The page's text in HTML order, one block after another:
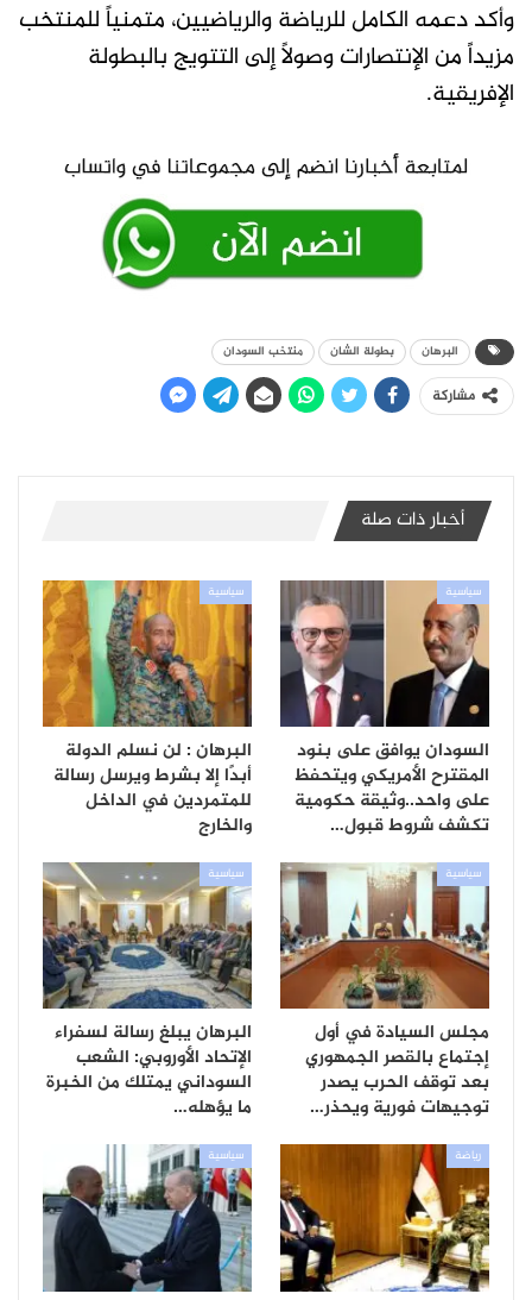
وأكد دعمه الكامل للرياضة والرياضيين، متمنياً للمنتخب
مزيداً من الإنتصارات وصولاً إلى التتويج بالبطولة
الإفريقية.
البرهان بطولة الشان منتخب السودان
مشاركة
أخبار ذات صلة
سياسية
السودان يوافق على بنود
المقترح الأمريكي ويتحفظ
على واحد..وثيقة حكومية
تكشف شروط قبول…
سياسية
البرهان : لن نسلم الدولة
أبدًا إلا بشرط ويرسل رسالة
للمتمردين في الداخل
والخارج
سياسية
مجلس السيادة في أول
إجتماع بالقصر الجمهوري
بعد توقف الحرب يصدر
توجيهات فورية ويحذر…
سياسية
البرهان يبلغ رسالة لسفراء
الإتحاد الأوروبي: الشعب
السوداني يمتلك من الخبرة
ما يؤهله…
رياضة سياسية